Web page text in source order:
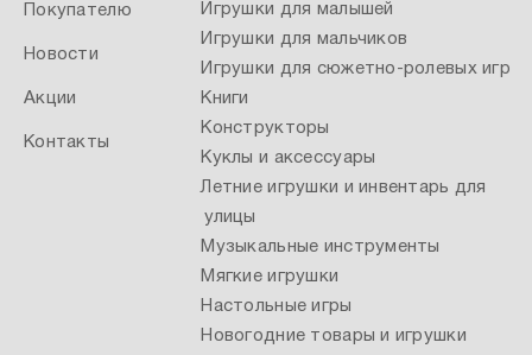
Покупателю
Новости
Акции
Контакты
Игрушки для малышей
Игрушки для мальчиков
Игрушки для сюжетно-ролевых игр
Книги
Конструкторы
Куклы и аксессуары
Летние игрушки и инвентарь для
улицы
Музыкальные инструменты
Мягкие игрушки
Настольные игры
Новогодние товары и игрушки